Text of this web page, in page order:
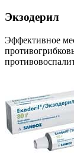
Экзодерил
Эффективное